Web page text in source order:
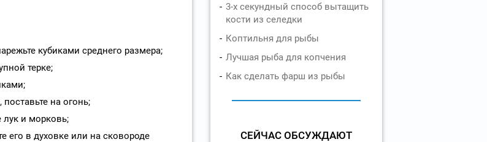
кубиками среднего размера;
терке;
на огонь;
лук и морковь;
его в духовке или на сковороде
3-х секундный способ вытащить
кости из селедки
Коптильня для рыбы
Лучшая рыба для копчения
Как сделать фарш из рыбы
СЕЙЧАС ОБСУЖДАЮТ